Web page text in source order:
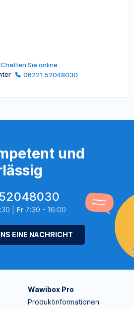
Chatten Sie online
06221 52048030
und
| Fr7:30 - 16:00
EINE NACHRICHT
Wawibox Pro
Produktinformationen